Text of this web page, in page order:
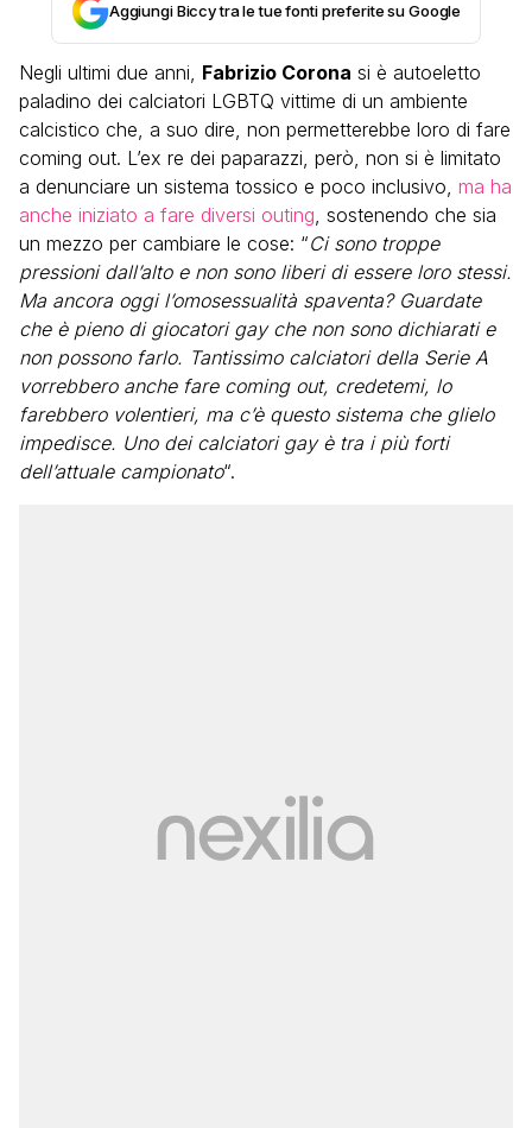
Aggiungi Biccy tra le tue fonti preferite su Google
Negli ultimi due anni, Fabrizio Corona si è autoeletto
paladino dei calciatori LGBTQ vittime di un ambiente
calcistico che, a suo dire, non permetterebbe loro di fare
coming out. L’ex re dei paparazzi, però, non si è limitato
a denunciare un sistema tossico e poco inclusivo, ma ha
anche iniziato a fare diversi outing, sostenendo che sia
un mezzo per cambiare le cose: “Ci sono troppe
pressioni dall’alto e non sono liberi di essere loro stessi.
Ma ancora oggi l’omosessualità spaventa? Guardate
che è pieno di giocatori gay che non sono dichiarati e
non possono farlo. Tantissimo calciatori della Serie A
vorrebbero anche fare coming out, credetemi, lo
farebbero volentieri, ma c’è questo sistema che glielo
impedisce. Uno dei calciatori gay è tra i più forti
dell’attuale campionato“.